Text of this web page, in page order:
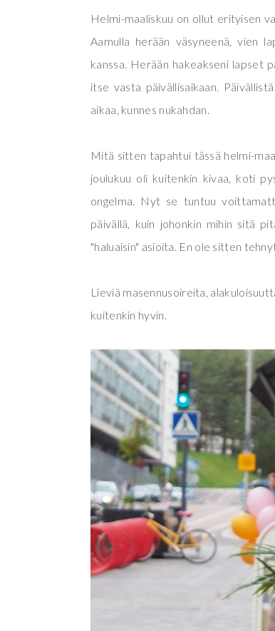
Helmi-maaliskuu on ollut erityisen
Aamulla herään väsyneenä, vien
kanssa. Herään hakeakseni lapset
itse vasta päivällisaikaan.
aikaa, kunnes nukahdan.
Mitä sitten tapahtui tässä helmi-
joulukuu oli kuitenkin kivaa, koti
ongelma. Nyt se tuntuu
päivällä, kuin johonkin mihin sitä
"haluaisin" asioita. En ole sitten
Lieviä masennusoireita,
kuitenkin hyvin.